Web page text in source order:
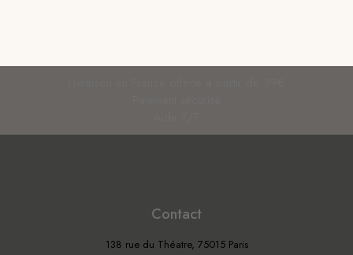
Contact
138 rue du Théatre, 75015 Paris